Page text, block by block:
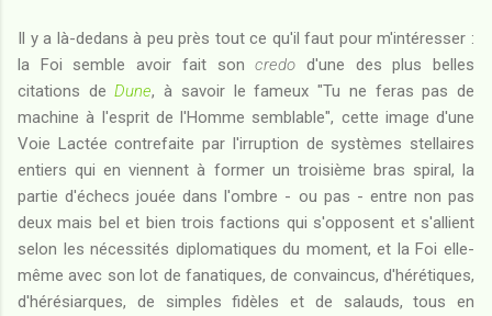
Il y a là-dedans à peu près tout ce qu'il faut pour m'intéresser :
la Foi semble avoir fait soncredo d'une des plus belles
citations deDune, à savoir le fameux "Tu ne feras pas de
machine à l'esprit de l'Homme semblable", cette image d'une
Voie Lactée contrefaite par l'irruption de systèmes stellaires
entiers qui en viennent à former un troisième bras spiral, la
partie d'échecs jouée dans l'ombre - ou pas - entre non pas
deux mais bel et bien trois factions qui s'opposent et s'allient
selon les nécessités diplomatiques du moment, et la Foi elle-
même avec son lot de fanatiques, de convaincus, d'hérétiques,
d'hérésiarques, de simples fidèles et de salauds, tous en